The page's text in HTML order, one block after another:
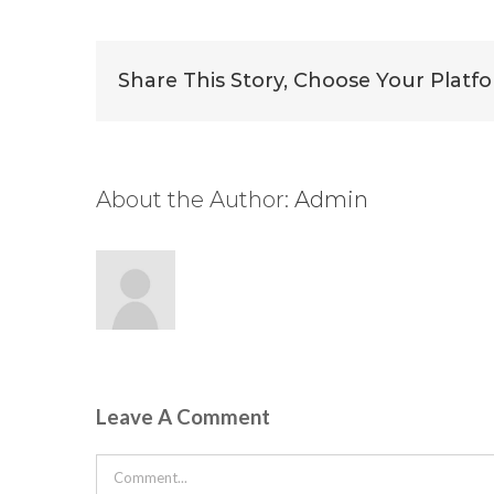
Share This Story, Choose Your
About the Author: Admin
Leave A Comment
Comment